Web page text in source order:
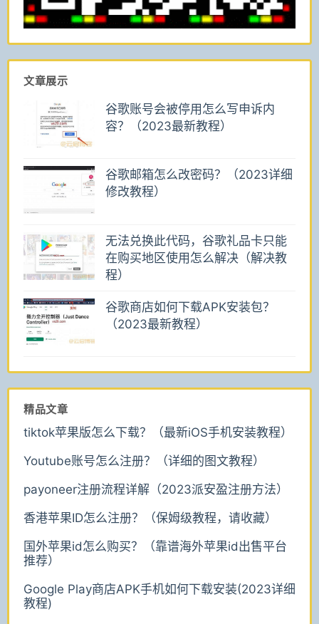
文章展示
谷歌账号会被停用怎么写申诉内
容？（2023最新教程）
谷歌邮箱怎么改密码？（2023详细
修改教程）
无法兑换此代码，谷歌礼品卡只能
在购买地区使用怎么解决（解决教
程）
谷歌商店如何下载APK安装包？
（2023最新教程）
精品文章
tiktok苹果版怎么下载？（最新iOS手机安装教程）
Youtube账号怎么注册？（详细的图文教程）
payoneer注册流程详解（2023派安盈注册方法）
香港苹果ID怎么注册？（保姆级教程，请收藏）
国外苹果id怎么购买？（靠谱海外苹果id出售平台
推荐）
Google Play商店APK手机如何下载安装(2023详细
教程)